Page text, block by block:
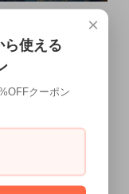
税込)
×
ら使える
クーポン